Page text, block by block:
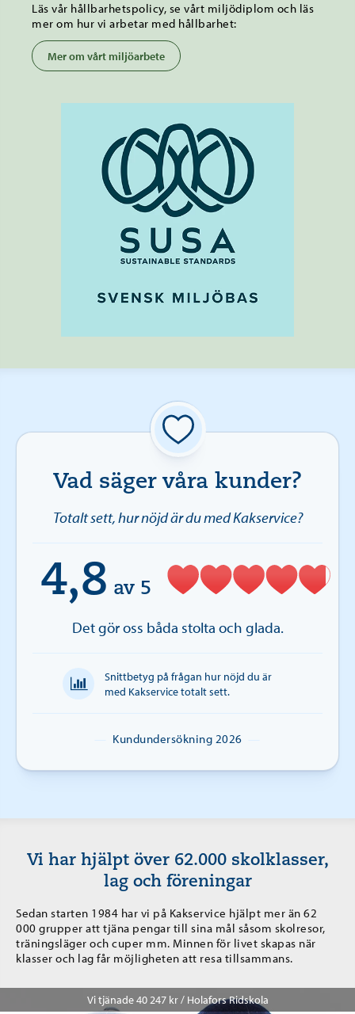
Läs vår hållbarhetspolicy, se vårt miljödiplom och läs
mer om hur vi arbetar med hållbarhet:
Mer om vårt miljöarbete
Vad säger våra kunder?
Totalt sett, hur nöjd är du med Kakservice?
4,8 av 5
Det gör oss båda stolta och glada.
Snittbetyg på frågan hur nöjd du är
med Kakservice totalt sett.
Kundundersökning 2026
Vi har hjälpt över 62.000 skolklasser,
lag och föreningar
Sedan starten 1984 har vi på Kakservice hjälpt mer än 62
000 grupper att tjäna pengar till sina mål såsom skolresor,
träningsläger och cuper mm. Minnen för livet skapas när
klasser och lag får möjligheten att resa tillsammans.
Vi tjänade 40 247 kr / Holafors Ridskola